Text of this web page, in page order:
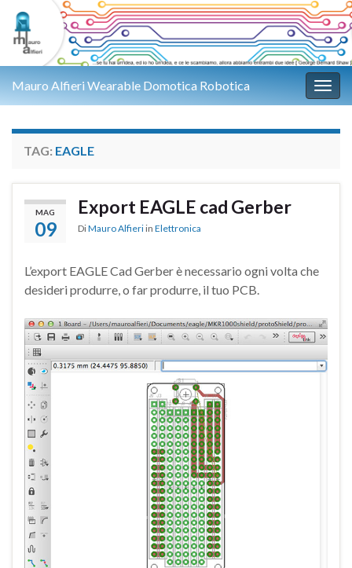
Mauro Alfieri Wearable Domotica Robotica
TAG: EAGLE
MAG
09
Export EAGLE cad Gerber
DiMauro Alfieri in Elettronica
L’export EAGLE Cad Gerber è necessario ogni volta che
desideri produrre, o far produrre, il tuo PCB.